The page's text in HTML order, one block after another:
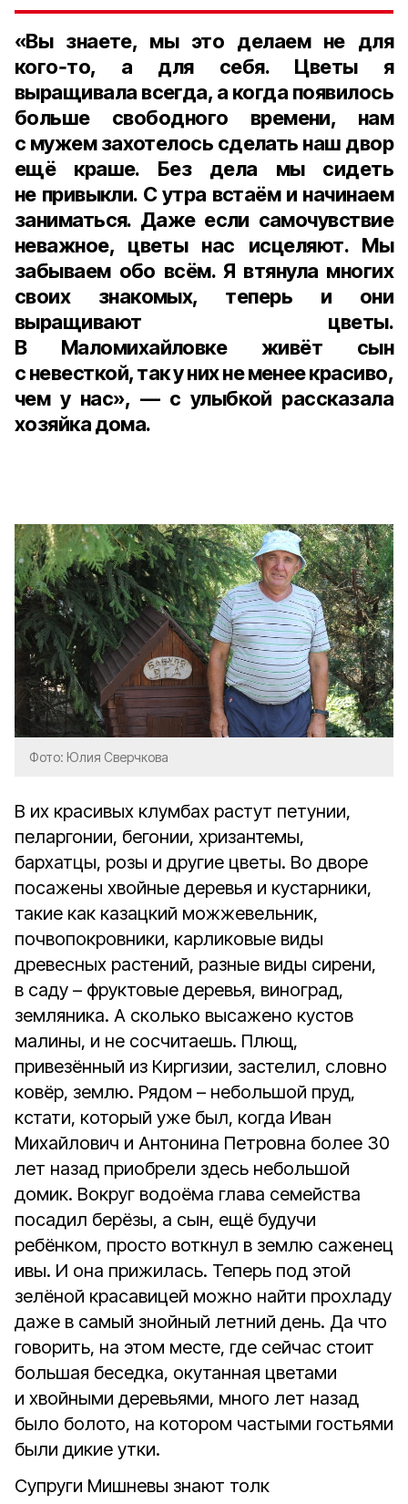
«Вы знаете, мы это делаем не для
кого‑то, а для себя. Цветы я
выращивала всегда, а когда появилось
больше свободного времени, нам
с мужем захотелось сделать наш двор
ещё краше. Без дела мы сидеть
не привыкли. С утра встаём и начинаем
заниматься. Даже если самочувствие
неважное, цветы нас исцеляют. Мы
забываем обо всём. Я втянула многих
своих знакомых, теперь и они
выращивают цветы.
В Маломихайловке живёт сын
с невесткой, так у них не менее красиво,
чем у нас», — с улыбкой рассказала
хозяйка дома.
Фото: Юлия Сверчкова
В их красивых клумбах растут петунии,
пеларгонии, бегонии, хризантемы,
бархатцы, розы и другие цветы. Во дворе
посажены хвойные деревья и кустарники,
такие как казацкий можжевельник,
почвопокровники, карликовые виды
древесных растений, разные виды сирени,
в саду – фруктовые деревья, виноград,
земляника. А сколько высажено кустов
малины, и не сосчитаешь. Плющ,
привезённый из Киргизии, застелил, словно
ковёр, землю. Рядом – небольшой пруд,
кстати, который уже был, когда Иван
Михайлович и Антонина Петровна более 30
лет назад приобрели здесь небольшой
домик. Вокруг водоёма глава семейства
посадил берёзы, а сын, ещё будучи
ребёнком, просто воткнул в землю саженец
ивы. И она прижилась. Теперь под этой
зелёной красавицей можно найти прохладу
даже в самый знойный летний день. Да что
говорить, на этом месте, где сейчас стоит
большая беседка, окутанная цветами
и хвойными деревьями, много лет назад
было болото, на котором частыми гостьями
были дикие утки.
Супруги Мишневы знают толк